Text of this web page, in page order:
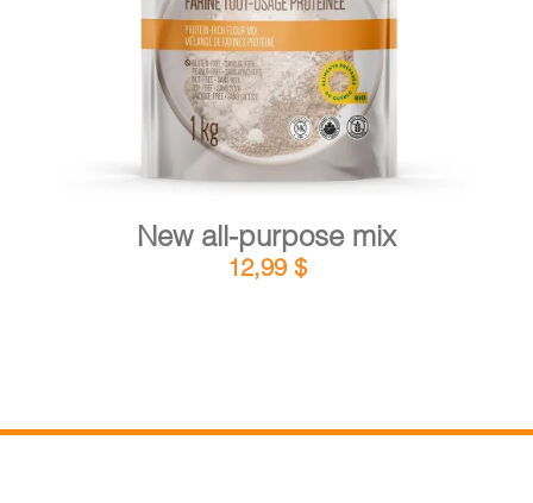
New all-purpose mix
12,99 $